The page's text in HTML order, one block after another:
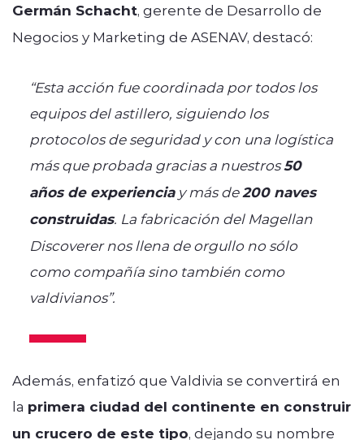
Germán Schacht, gerente de Desarrollo de
Negocios y Marketing de ASENAV, destacó:
“Esta acción fue coordinada por todos los
equipos del astillero, siguiendo los
protocolos de seguridad y con una logística
más que probada gracias a nuestros50
años de experienciay más de200 naves
construidas. La fabricación del Magellan
Discoverer nos llena de orgullo no sólo
como compañía sino también como
valdivianos”.
Además, enfatizó que Valdivia se convertirá en
la primera ciudad del continente en construir
un crucero de este tipo, dejando su nombre